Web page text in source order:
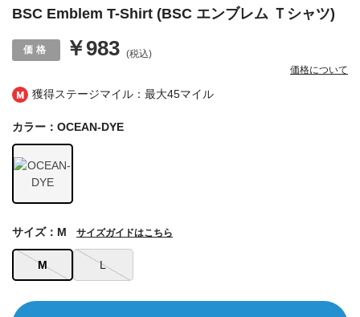
獲得ステージマイル：最大45マイル
BSC Emblem T-Shirt (BSC エンブレム Ｔシャツ)
￥983 (税込)
価格について
カラー：OCEAN-DYE
M L
サイズ：M サイズガイドはこちら